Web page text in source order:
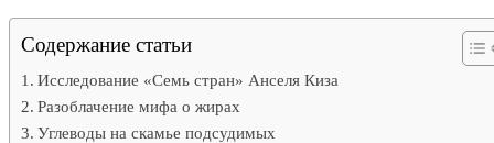
Содержание статьи
Исследование «Семь стран» Анселя Киза
Разоблачение мифа о жирах
Углеводы на скамье подсудимых